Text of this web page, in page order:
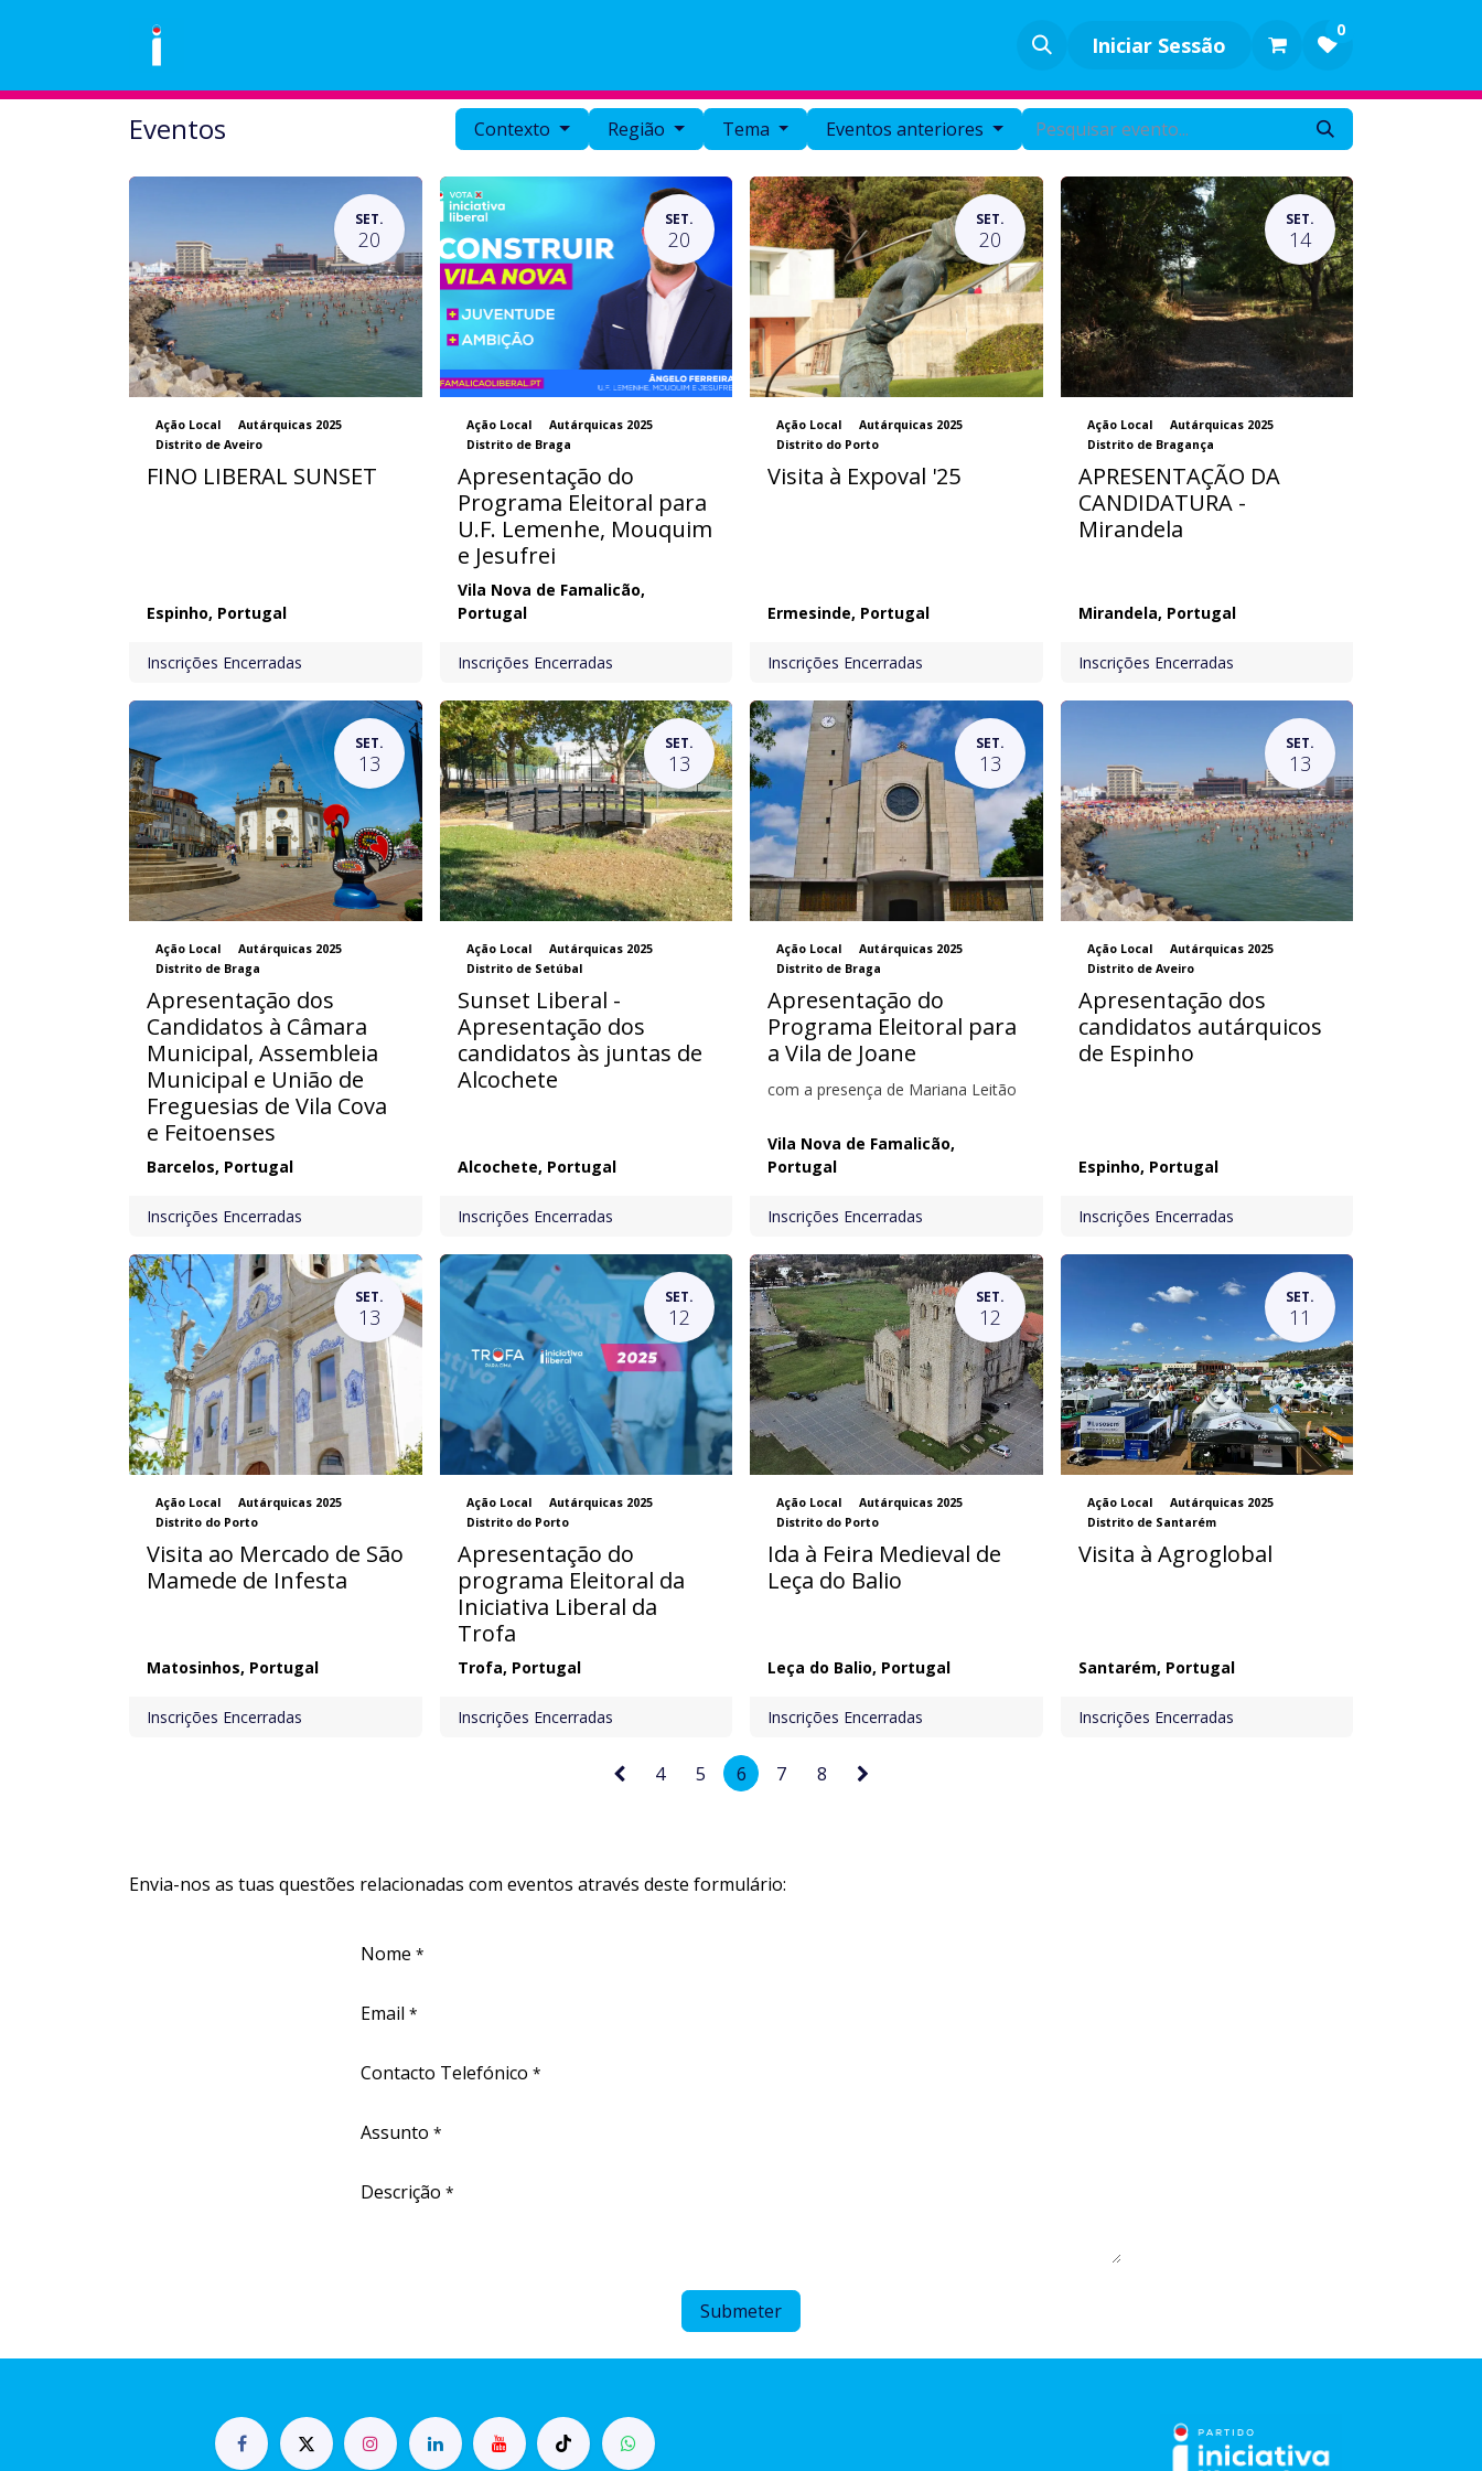
Iniciar Sessão
0
Eventos Contexto Região Tema Eventos anteriores
SET.
20
Ação Local
Autárquicas 2025
Distrito de Aveiro
FINO LIBERAL SUNSET
Espinho, Portugal
Inscrições Encerradas
SET.
20
Ação Local
Autárquicas 2025
Distrito de Braga
Apresentação do
Programa Eleitoral para
U.F. Lemenhe, Mouquim
e Jesufrei
Vila Nova de Famalicão,
Portugal
Inscrições Encerradas
SET.
20
Ação Local
Autárquicas 2025
Distrito do Porto
Visita à Expoval '25
Ermesinde, Portugal
Inscrições Encerradas
SET.
14
Ação Local
Autárquicas 2025
Distrito de Bragança
APRESENTAÇÃO DA
CANDIDATURA -
Mirandela
Mirandela, Portugal
Inscrições Encerradas
SET.
13
Ação Local
Autárquicas 2025
Distrito de Braga
Apresentação dos
Candidatos à Câmara
Municipal, Assembleia
Municipal e União de
Freguesias de Vila Cova
e Feitoenses
Barcelos, Portugal
Inscrições Encerradas
SET.
13
Ação Local
Autárquicas 2025
Distrito de Setúbal
Sunset Liberal -
Apresentação dos
candidatos às juntas de
Alcochete
Alcochete, Portugal
Inscrições Encerradas
SET.
13
Ação Local
Autárquicas 2025
Distrito de Braga
Apresentação do
Programa Eleitoral para
a Vila de Joane
com a presença de Mariana Leitão
Vila Nova de Famalicão,
Portugal
Inscrições Encerradas
SET.
13
Ação Local
Autárquicas 2025
Distrito de Aveiro
Apresentação dos
candidatos autárquicos
de Espinho
Espinho, Portugal
Inscrições Encerradas
SET.
13
Ação Local
Autárquicas 2025
Distrito do Porto
Visita ao Mercado de São
Mamede de Infesta
Matosinhos, Portugal
Inscrições Encerradas
SET.
12
Ação Local
Autárquicas 2025
Distrito do Porto
Apresentação do
programa Eleitoral da
Iniciativa Liberal da
Trofa
Trofa, Portugal
Inscrições Encerradas
SET.
12
Ação Local
Autárquicas 2025
Distrito do Porto
Ida à Feira Medieval de
Leça do Balio
Leça do Balio, Portugal
Inscrições Encerradas
SET.
11
Ação Local
Autárquicas 2025
Distrito de Santarém
Visita à Agroglobal
Santarém, Portugal
Inscrições Encerradas
4 5 6 7 8
Envia-nos as tuas questões relacionadas com eventos através deste formulário:
Nome *
Email *
Contacto Telefónico *
Assunto *
Descrição *
Submeter